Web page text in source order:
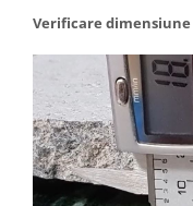
Verificare dimensiune